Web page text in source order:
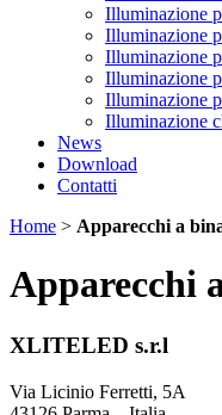
Illuminazione
Illuminazione
Illuminazione
Illuminazione
Illuminazione
Illuminazione
News
Download
Contatti
Home > Apparecchi a
Apparecchi
XLITELED s.r.l
Via Licinio Ferretti, 5A